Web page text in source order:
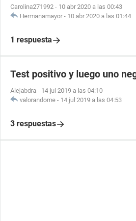
Carolina271992 - 10 abr 2020 a las 00:43
Hermanamayor - 10 abr 2020 a las 01:44
1 respuesta
Test positivo y luego uno
Alejabdra - 14 jul 2019 a las 04:10
valorandome - 14 jul 2019 a las 04:53
3 respuestas